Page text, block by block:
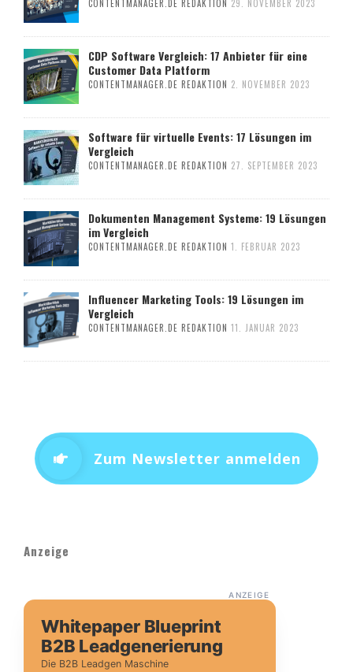
CONTENTMANAGER.DE REDAKTION 29. NOVEMBER 2023
CDP Software Vergleich: 17 Anbieter für eine
Customer Data Platform
CONTENTMANAGER.DE REDAKTION 2. NOVEMBER 2023
Software für virtuelle Events: 17 Lösungen im
Vergleich
CONTENTMANAGER.DE REDAKTION 27. SEPTEMBER 2023
Dokumenten Management Systeme: 19 Lösungen
im Vergleich
CONTENTMANAGER.DE REDAKTION 1. FEBRUAR 2023
Influencer Marketing Tools: 19 Lösungen im
Vergleich
CONTENTMANAGER.DE REDAKTION 11. JANUAR 2023
Zum Newsletter anmelden
Anzeige